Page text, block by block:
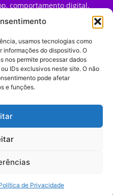
usamos tecnologias como
informações do dispositivo. O
nos permite processar dados
IDs exclusivos neste site. O não
pode afetar
e funções.
de Privacidade
comportamento digital,
de marca que impactam a
internet no Brasil.
Termos de Uso
Contato
e comportamento digital.